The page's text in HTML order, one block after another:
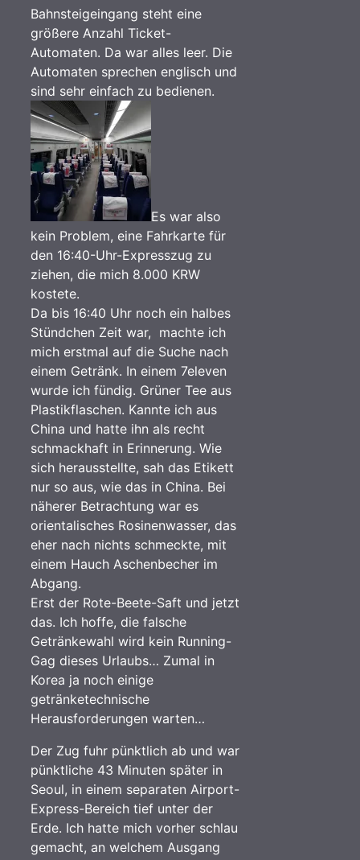
Bahnsteigeingang steht eine
größere Anzahl Ticket-
Automaten. Da war alles leer. Die
Automaten sprechen englisch und
sind sehr einfach zu bedienen.
Es war also
kein Problem, eine Fahrkarte für
den 16:40-Uhr-Expresszug zu
ziehen, die mich 8.000 KRW
kostete.
Da bis 16:40 Uhr noch ein halbes
Stündchen Zeit war, machte ich
mich erstmal auf die Suche nach
einem Getränk. In einem 7eleven
wurde ich fündig. Grüner Tee aus
Plastikflaschen. Kannte ich aus
China und hatte ihn als recht
schmackhaft in Erinnerung. Wie
sich herausstellte, sah das Etikett
nur so aus, wie das in China. Bei
näherer Betrachtung war es
orientalisches Rosinenwasser, das
eher nach nichts schmeckte, mit
einem Hauch Aschenbecher im
Abgang.
Erst der Rote-Beete-Saft und jetzt
das. Ich hoffe, die falsche
Getränkewahl wird kein Running-
Gag dieses Urlaubs… Zumal in
Korea ja noch einige
getränketechnische
Herausforderungen warten…
Der Zug fuhr pünktlich ab und war
pünktliche 43 Minuten später in
Seoul, in einem separaten Airport-
Express-Bereich tief unter der
Erde. Ich hatte mich vorher schlau
gemacht, an welchem Ausgang